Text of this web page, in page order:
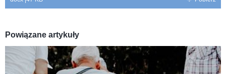
Powiązane artykuły